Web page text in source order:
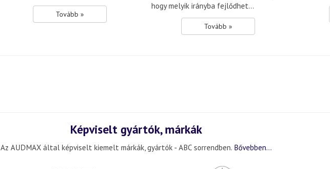
Tovább »
hogy melyik irányba fejlődhet...
Tovább »
Képviselt gyártók, márkák
Az AUDMAX által képviselt kiemelt márkák, gyártók - ABC sorrendben. Bővebben...